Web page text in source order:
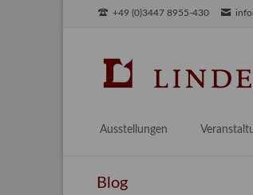
+49 (0)3447 8955-430
Ausstellungen
Aktuell
Blog